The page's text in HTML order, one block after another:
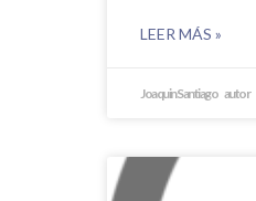
LEER MÁS »
Joaquin Santiago